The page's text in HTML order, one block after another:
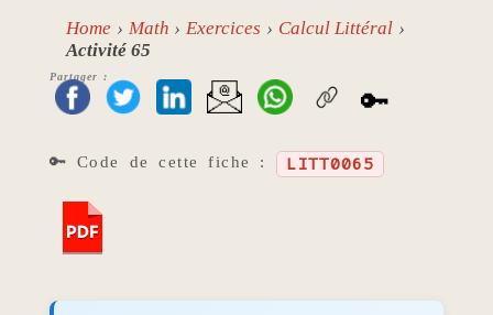
Home Math Exercices
Calcul Littéral
Activité 65
Partager :
🔑
🔑 Code de cette fiche : LITT0065